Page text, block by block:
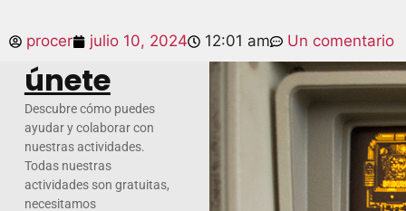
procer julio 10, 2024 12:01 am Un comentario
únete
Descubre cómo puedes
ayudar y colaborar con
nuestras actividades.
Todas nuestras
actividades son gratuitas,
necesitamos